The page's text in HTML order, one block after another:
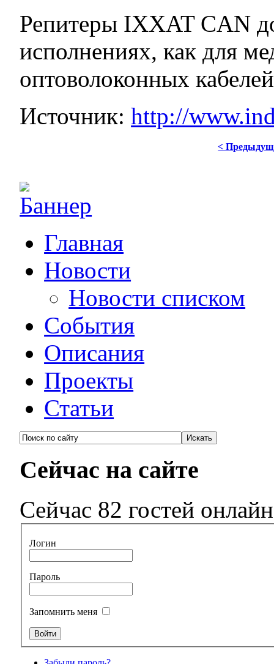
Репитеры IXXAT CAN
исполнениях, как для
оптоволоконных
Источник:http://
<
Главная
Новости
Новости списком
События
Описания
Проекты
Статьи
Сейчас на сайте
Сейчас 82 гостей онлайн
Логин
Пароль
Запомнить меня